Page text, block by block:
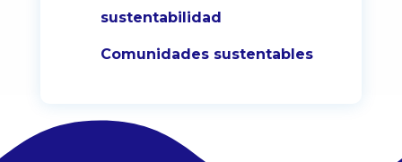
sustentabilidad
Comunidades sustentables